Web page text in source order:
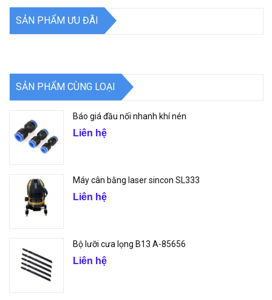
SẢN PHẨM ƯU ĐÃI
SẢN PHẨM CÙNG LOẠI
Báo giá đầu nối nhanh khí nén
Liên hệ
Máy cân bằng laser sincon SL333
Liên hệ
Bộ lưỡi cưa lọng B13 A-85656
Liên hệ